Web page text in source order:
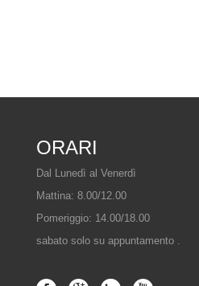
ORARI
Dal Lunedì al Venerdì
Mattina: 8.00/12.00
Pomeriggio: 14.00/18.00
sabato solo su appuntamento .